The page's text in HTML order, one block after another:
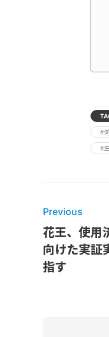
#
#
Previous
花王、使用
向けた実証
指す